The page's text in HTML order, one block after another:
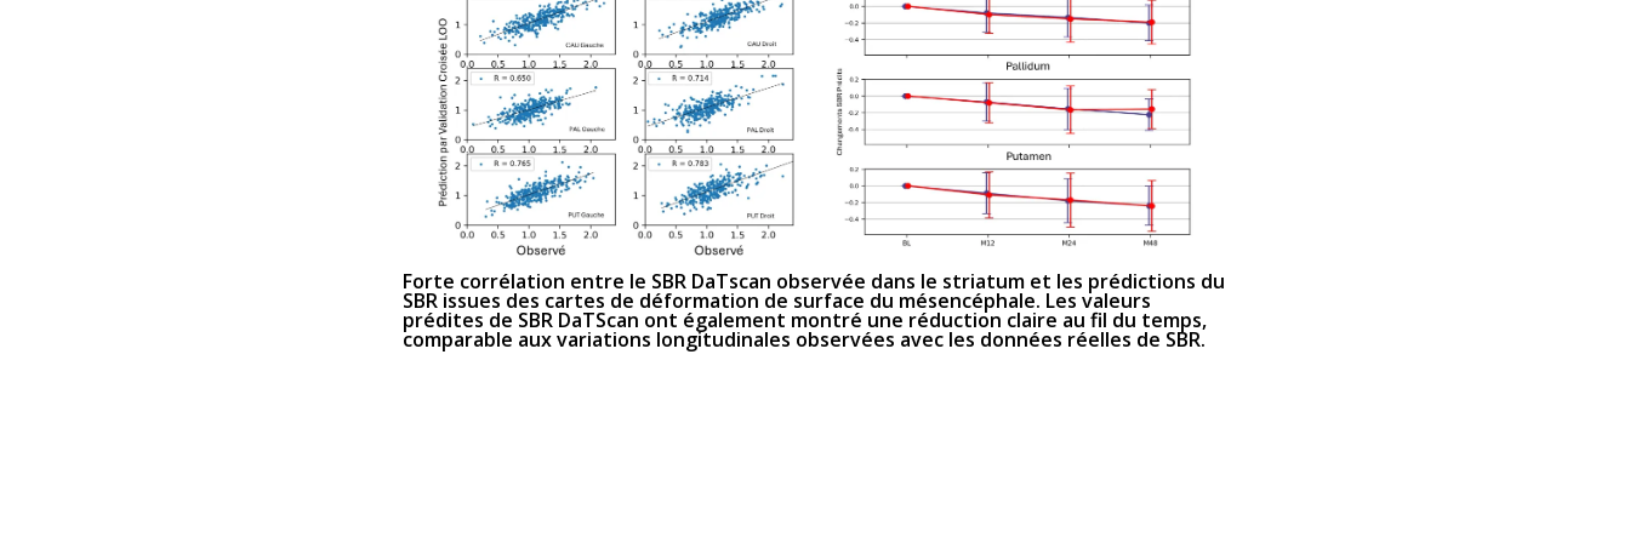
Forte corrélation entre le SBR DaTscan observée dans le striatum et les prédictions du
SBR issues des cartes de déformation de surface du mésencéphale. Les valeurs
prédites de SBR DaTScan ont également montré une réduction claire au fil du temps,
comparable aux variations longitudinales observées avec les données réelles de SBR.